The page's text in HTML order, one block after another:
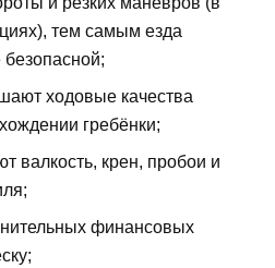
тем самым езда
безопасной;
ходовые качества
гребёнки;
валкость, крен, пробои и
финансовых